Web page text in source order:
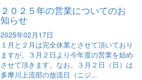
２０２５年の営業についてのお
知らせ
2025年02月17日
１月と２月は完全休業とさせて頂いており
ますが、３月２日より今年度の営業を始め
させて頂きます。なお、３月２日（日）は
多摩川上流部の放流日（ニジ...